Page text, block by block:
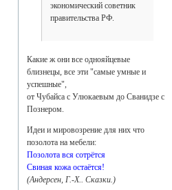
экономический советник
правительства РФ.
Какие ж они все однояйцевые
близнецы, все эти "самые умные и
успешные",
от Чубайса с Улюкаевым до Сванидзе с
Познером.
Идеи и мировозрение для них что
позолота на мебели:
Позолота вся сотрётся
Свиная кожа остаётся!
(Андерсен, Г.-Х.. Сказки.)